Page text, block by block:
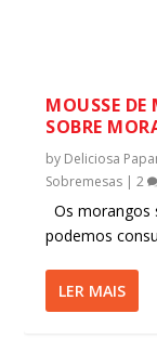
MOUSSE
SOBRE
by Deliciosa
Sobremesas |2
Os morangos
podemos
LER MAIS